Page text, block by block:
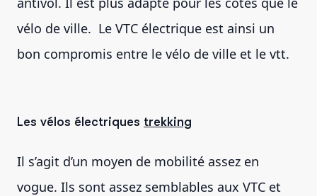
vélo de ville. Le VTC électrique est ainsi un
bon compromis entre le vélo de ville et le vtt.
Les vélos électriques trekking
Il s’agit d’un moyen de mobilité assez en
vogue. Ils sont assez semblables aux VTC et